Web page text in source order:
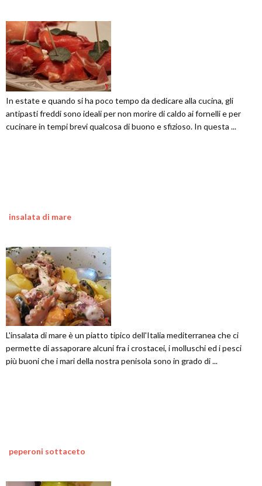
In estate e quando si ha poco tempo da dedicare alla cucina, gli
antipasti freddi sono ideali per non morire di caldo ai fornelli e per
cucinare in tempi brevi qualcosa di buono e sfizioso. In questa ...
insalata di mare
L'insalata di mare è un piatto tipico dell'Italia mediterranea che ci
permette di assaporare alcuni fra i crostacei, i molluschi ed i pesci
più buoni che i mari della nostra penisola sono in grado di ...
peperoni sottaceto